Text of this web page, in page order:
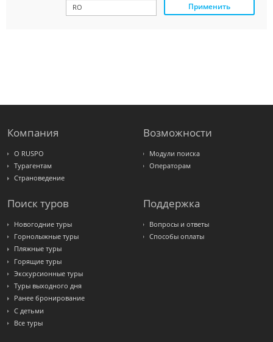
Интурист
Применить
Компания
О RUSPO
Турагентам
Страноведение
Возможности
Модули поиска
Операторам
Поиск туров
Новогодние туры
Горнолыжные туры
Пляжные туры
Горящие туры
Экскурсионные туры
Туры выходного дня
Ранее бронирование
С детьми
Все туры
Поддержка
Вопросы и ответы
Способы оплаты